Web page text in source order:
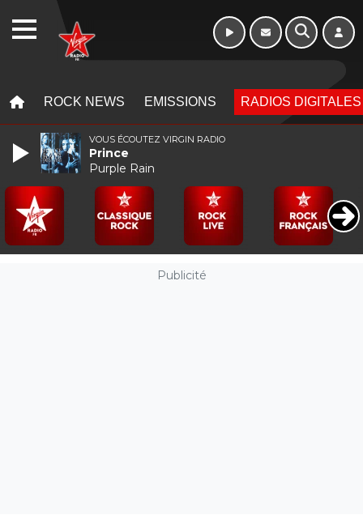
ROCK NEWS EMISSIONS RADIOS DIGITALES
Publicité
VOUS ÉCOUTEZ VIRGIN RADIO
Prince
Purple Rain
WEBRADIO Week-end de 16h
à 20h